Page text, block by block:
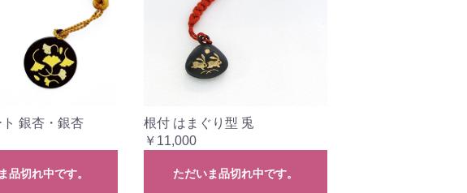
銀杏・銀杏
品切れ中です。
根付 はまぐり型 兎
￥11,000
ただいま品切れ中です。